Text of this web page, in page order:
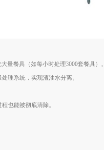
量餐具（如每小时处理3000套餐具）。
理系统，实现渣油水分离。
也能被彻底清除。